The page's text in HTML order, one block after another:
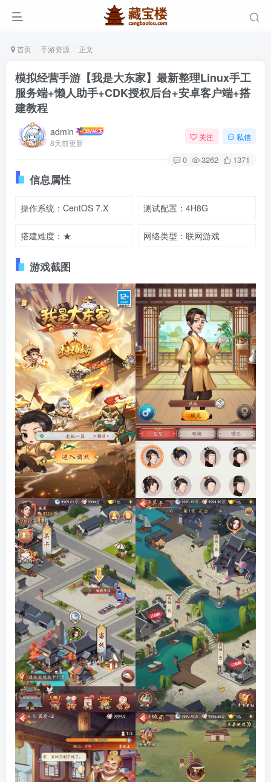
首页 手游资源 正文
模拟经营手游【我是大东家】最新整理Linux手工
服务端+懒人助手+CDK授权后台+安卓客户端+搭
建教程
admin
8天前更新
关注 私信
0 3262 1371
信息属性
操作系统：CentOS 7.X 测试配置：4H8G
搭建难度：★ 网络类型：联网游戏
游戏截图